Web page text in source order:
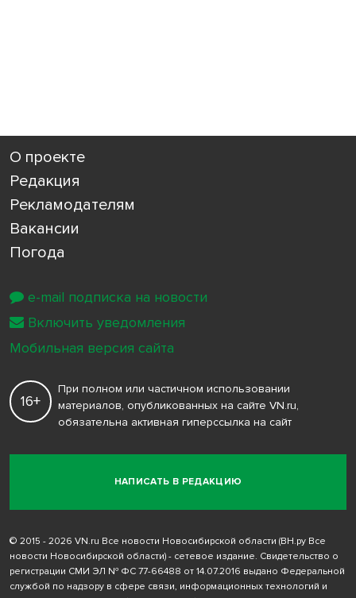
О проекте
Редакция
Рекламодателям
Вакансии
Погода
НАПИСАТЬ В РЕДАКЦИЮ
16+
При полном или частичном использовании
материалов, опубликованных на сайте VN.ru,
обязательна активная гиперссылка на сайт
© 2015 - 2026 VN.ru Все новости Новосибирской области (ВН.ру Все
новости Новосибирской области) - сетевое издание. Свидетельство о
регистрации СМИ ЭЛ № ФС 77-66488 от 14.07.2016 выдано Федеральной
службой по надзору в сфере связи, информационных технологий и
e-mail подписка на новости
Включить уведомления
Мобильная версия сайта